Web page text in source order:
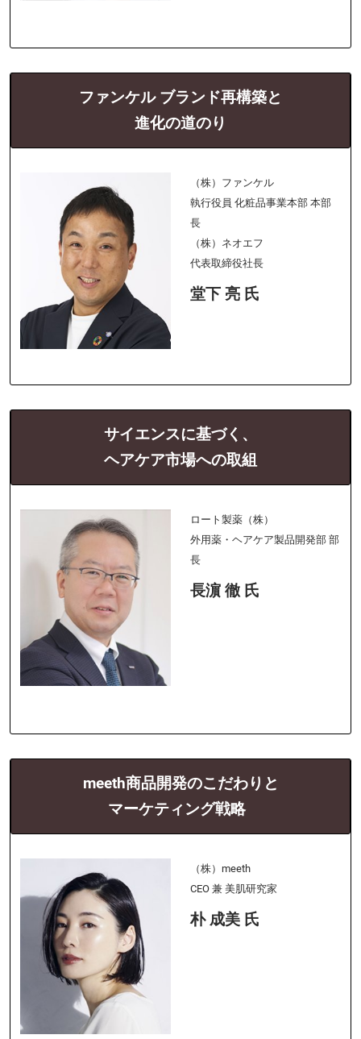
ファンケル ブランド再構築と
進化の道のり
（株）ファンケル
執行役員 化粧品事業本部 本部
長
（株）ネオエフ
代表取締役社長
堂下 亮 氏
サイエンスに基づく、
ヘアケア市場への取組
ロート製薬（株）
外用薬・ヘアケア製品開発部 部
長
長濵 徹 氏
meeth商品開発のこだわりと
マーケティング戦略
（株）meeth
CEO 兼 美肌研究家
朴 成美 氏